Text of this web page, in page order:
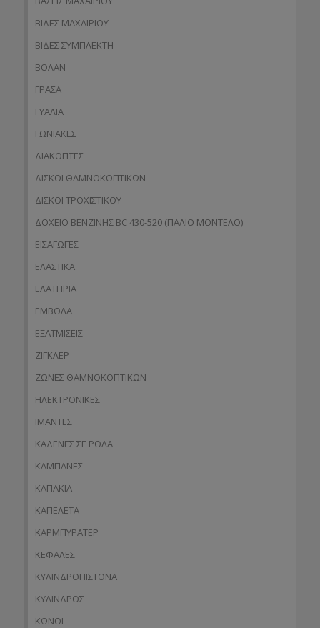
ΒΙΔΕΣ ΜΑΧΑΙΡΙΟΥ
ΒΙΔΕΣ ΣΥΜΠΛΕΚΤΗ
ΒΟΛΑΝ
ΓΡΑΣΑ
ΓΥΑΛΙΑ
ΓΩΝΙΑΚΕΣ
ΔΙΑΚΟΠΤΕΣ
ΔΙΣΚΟΙ ΘΑΜΝΟΚΟΠΤΙΚΩΝ
ΔΙΣΚΟΙ ΤΡΟΧΙΣΤΙΚΟΥ
ΔΟΧΕΙΟ ΒΕΝΖΙΝΗΣ BC 430-520 (ΠΑΛΙΟ ΜΟΝΤΕΛΟ)
ΕΙΣΑΓΩΓΕΣ
ΕΛΑΣΤΙΚΑ
ΕΛΑΤΗΡΙΑ
ΕΜΒΟΛΑ
ΕΞΑΤΜΙΣΕΙΣ
ΖΙΓΚΛΕΡ
ΖΩΝΕΣ ΘΑΜΝΟΚΟΠΤΙΚΩΝ
ΗΛΕΚΤΡΟΝΙΚΕΣ
ΙΜΑΝΤΕΣ
ΚΑΔΕΝΕΣ ΣΕ ΡΟΛΑ
ΚΑΜΠΑΝΕΣ
ΚΑΠΑΚΙΑ
ΚΑΠΕΛΕΤΑ
ΚΑΡΜΠΥΡΑΤΕΡ
ΚΕΦΑΛΕΣ
ΚΥΛΙΝΔΡΟΠΙΣΤΟΝΑ
ΚΥΛΙΝΔΡΟΣ
ΚΩΝΟΙ